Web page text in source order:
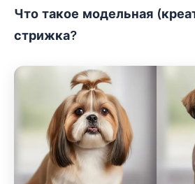
Что такое модельная
стрижка?